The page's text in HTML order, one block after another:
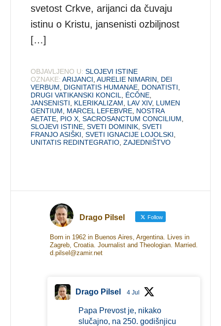
svetost Crkve, arijanci da čuvaju
istinu o Kristu, jansenisti ozbiljnost
[…]
OBJAVLJENO U: SLOJEVI ISTINE
OZNAKE: ARIJANCI ,AURELIE NIMARIN
DEI
VERBUM
DIGNITATIS HUMANAE DONATISTI
DRUGI VATIKANSKI KONCIL
ÉCÔNE
JANSENISTI
KLERIKALIZAM LAV XIV, LUMEN
GENTIUM
MARCEL LEFEBVRE NOSTRA
AETATE PIO X ,SACROSANCTUM CONCILIUM
SLOJEVI ISTINE ,SVETI DOMINIK ,SVETI
FRANJO ASIŠKI ,SVETI IGNACIJE LOJOLSKI
UNITATIS REDINTEGRATIO ,ZAJEDNIŠTVO
Drago Pilsel Follow
Born in 1962 in Buenos Aires, Argentina. Lives in
Zagreb, Croatia. Journalist and Theologian. Married.
d.pilsel@zamir.net
Drago Pilsel 4 Jul
Papa Prevost je, nikako
slučajno, na 250. godišnjicu